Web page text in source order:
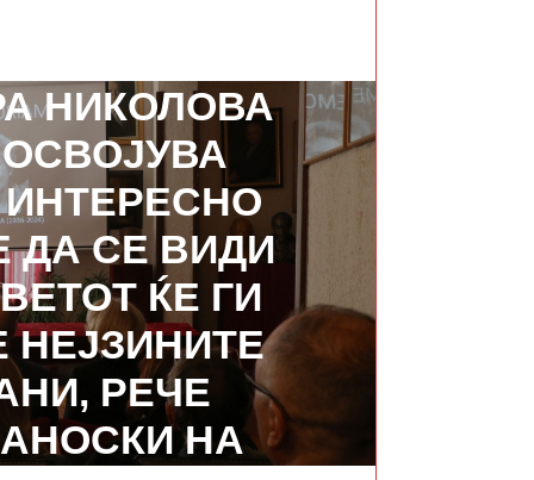
НИКОЛОВА
ИНТЕРЕСНО
ДА СЕ ВИДИ
ЌЕ ГИ
НЕЈЗИНИТЕ
РЕЧЕ
НА